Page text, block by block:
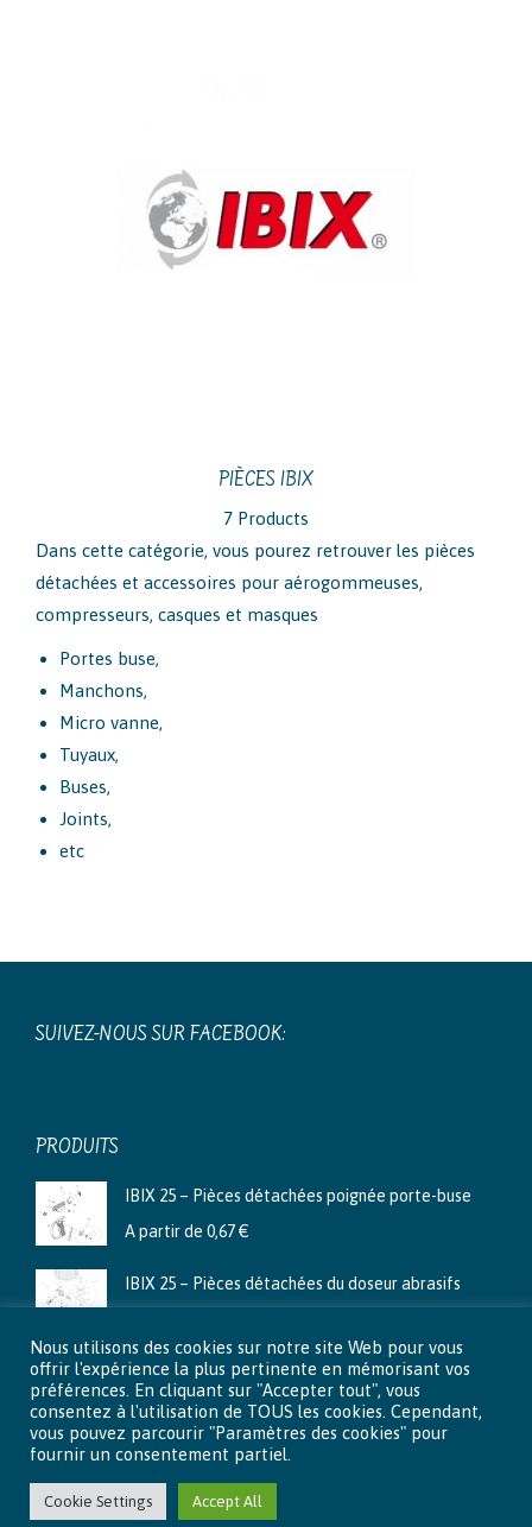
PIÈCES IBIX
7 Products
Dans cette catégorie, vous pourez retrouver les pièces
détachées et accessoires pour aérogommeuses,
compresseurs, casques et masques
Portes buse,
Manchons,
Micro vanne,
Tuyaux,
Buses,
Joints,
etc
SUIVEZ-NOUS SUR FACEBOOK:
PRODUITS
IBIX 25 – Pièces détachées poignée porte-buse
A partir de 0,67€
IBIX 25 – Pièces détachées du doseur abrasifs
Ibix 9 - Pièces détachées du doseur abrasifs
A partir de2,66€
© 2015 - 2026 Aéro-Lux . Tous droits réservés |
Nous utilisons des cookies sur notre site Web pour vous
offrir l'expérience la plus pertinente en mémorisant vos
préférences. En cliquant sur "Accepter tout", vous
consentez à l'utilisation de TOUS les cookies. Cependant,
vous pouvez parcourir "Paramètres des cookies" pour
fournir un consentement partiel.
Cookie Settings Accept All